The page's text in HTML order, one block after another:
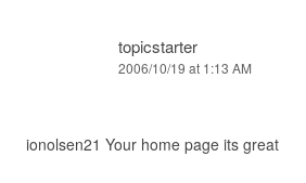
topicstarter
2006/10/19 at 1:13 AM
ionolsen21 Your home page its great